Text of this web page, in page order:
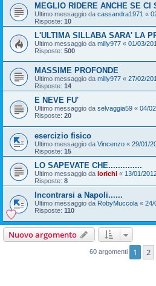
MEGLIO RIDERE ANCHE SE CI
Ultimo messaggio da cassandra1971 «
Risposte: 10
L'ULTIMA SILLABA SARA' LA
Ultimo messaggio da milly977 « 01/03/
Risposte: 500
MASSIME PROFONDE
Ultimo messaggio da milly977 « 27/02/
Risposte: 14
E NEVE FU'
Ultimo messaggio da selvaggia59 « 04/
Risposte: 20
esercizio fisico
Ultimo messaggio da Vincenzo « 29/01/
Risposte: 15
LO SAPEVATE CHE..............
Ultimo messaggio da lorichi « 13/01/
Risposte: 8
Incontrarsi a Napoli......
Ultimo messaggio da RobyMuccola « 24/
Risposte: 110
Nuovo argomento
60 argomenti 1 2